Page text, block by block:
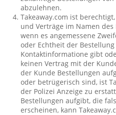
abzulehnen.
Takeaway.com ist
und Verträge im Namen
wenn es angemessene
oder Echtheit der
Kontaktinformatione gibt
keinen Vertrag mit der
der Kunde Bestellungen
oder betrügerisch sind, ist
der Polizei Anzeige zu
Bestellungen aufgibt, die
erscheinen, kann